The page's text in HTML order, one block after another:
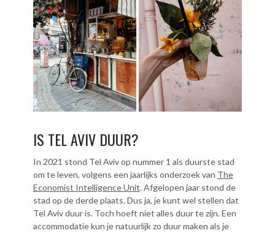
IS TEL AVIV DUUR?
In 2021 stond Tel Aviv op nummer 1 als duurste stad
om te leven, volgens een jaarlijks onderzoek van The
Economist Intelligence Unit. Afgelopen jaar stond de
stad op de derde plaats. Dus ja, je kunt wel stellen dat
Tel Aviv duur is. Toch hoeft niet alles duur te zijn. Een
accommodatie kun je natuurlijk zo duur maken als je